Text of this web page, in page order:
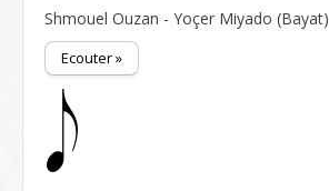
Shmouel Ouzan - Yoçer Miyado (Bayat)
Ecouter »